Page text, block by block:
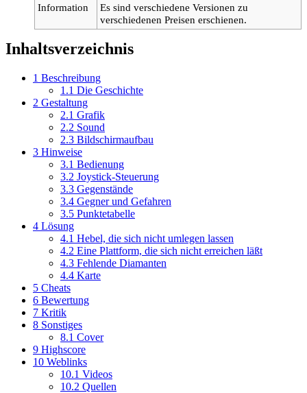
Information
Es sind verschiedene Versionen zu
verschiedenen Preisen erschienen.
Inhaltsverzeichnis
1 Beschreibung
1.1 Die Geschichte
2 Gestaltung
2.1 Grafik
2.2 Sound
2.3 Bildschirmaufbau
3 Hinweise
3.1 Bedienung
3.2 Joystick-Steuerung
3.3 Gegenstände
3.4 Gegner und Gefahren
3.5 Punktetabelle
4 Lösung
4.1 Hebel, die sich nicht umlegen lassen
4.2 Eine Plattform, die sich nicht erreichen läßt
4.3 Fehlende Diamanten
4.4 Karte
5 Cheats
6 Bewertung
7 Kritik
8 Sonstiges
8.1 Cover
9 Highscore
10 Weblinks
10.1 Videos
10.2 Quellen